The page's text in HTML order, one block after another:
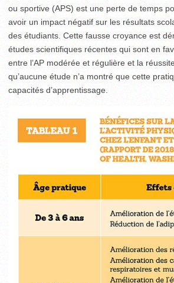
ou sportive (APS) est une perte de temps
avoir un impact négatif sur les résultats
des étudiants. Cette fausse croyance est
études scientifiques récentes qui sont en
entre l’AP modérée et régulière et la
qu’aucune étude n’a montré que cette
capacités d’apprentissage.